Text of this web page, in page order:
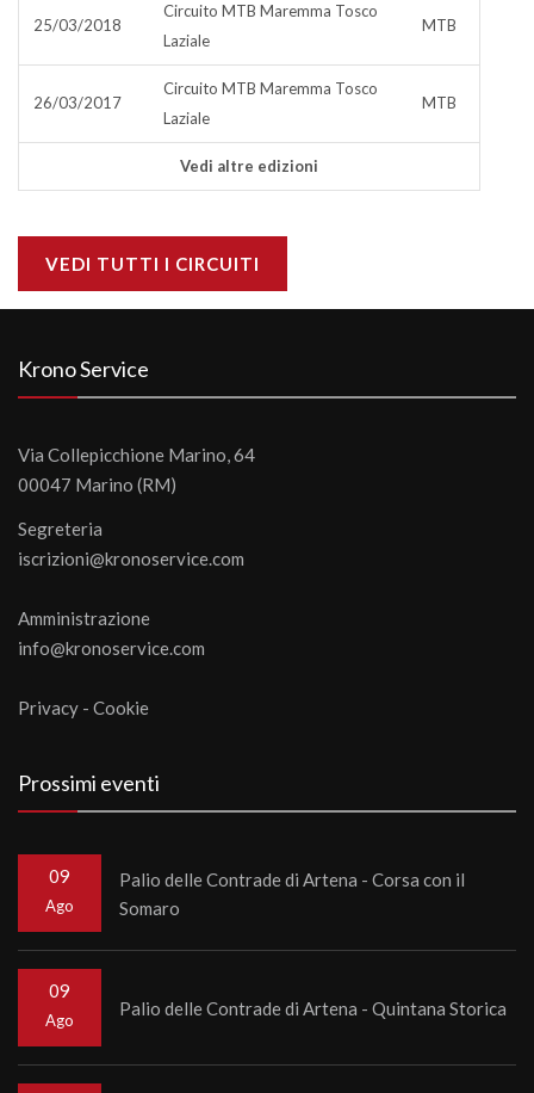
25/03/2018
Circuito MTB Maremma Tosco
Laziale
MTB
26/03/2017
Circuito MTB Maremma Tosco
Laziale
MTB
Vedi altre edizioni
VEDI TUTTI I CIRCUITI
Krono Service
Via Collepicchione Marino, 64
00047 Marino (RM)
Segreteria
iscrizioni@kronoservice.com
Amministrazione
info@kronoservice.com
Privacy - Cookie
Prossimi eventi
09
Ago
Palio delle Contrade di Artena - Corsa con il
Somaro
09
Ago
Palio delle Contrade di Artena - Quintana Storica